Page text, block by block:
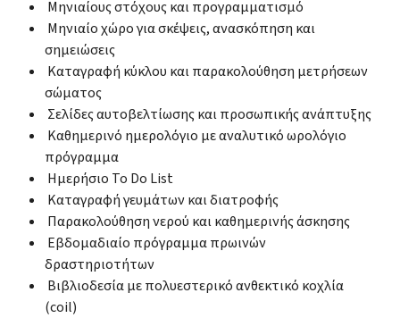
Μηνιαίους στόχους και προγραμματισμό
Μηνιαίο χώρο για σκέψεις, ανασκόπηση και
σημειώσεις
Καταγραφή κύκλου και παρακολούθηση μετρήσεων
σώματος
Σελίδες αυτοβελτίωσης και προσωπικής ανάπτυξης
Καθημερινό ημερολόγιο με αναλυτικό ωρολόγιο
πρόγραμμα
Ημερήσιο To Do List
Καταγραφή γευμάτων και διατροφής
Παρακολούθηση νερού και καθημερινής άσκησης
Εβδομαδιαίο πρόγραμμα πρωινών
δραστηριοτήτων
Βιβλιοδεσία με πολυεστερικό ανθεκτικό κοχλία
(coil)